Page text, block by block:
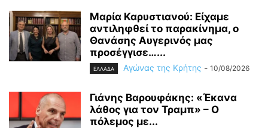
Μαρία Καρυστιανού: Είχαμε
αντιληφθεί το παρακίνημα, ο
Θανάσης Αυγερινός μας
προσέγγισε…...
ΕΛΛΑΔΑ Αγώνας της Κρήτης - 10/08/2026
Γιάνης Βαρουφάκης: «Έκανα
λάθος για τον Τραμπ» – Ο
πόλεμος με...